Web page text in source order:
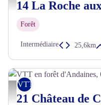
14 La Roche
Forêt
Intermédiaire 25,6km
VTT en forêt d'Andaines, Orne -
VTT
21 Château de